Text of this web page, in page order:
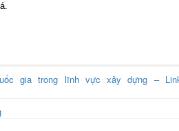
gia trong lĩnh vực xây dựng –